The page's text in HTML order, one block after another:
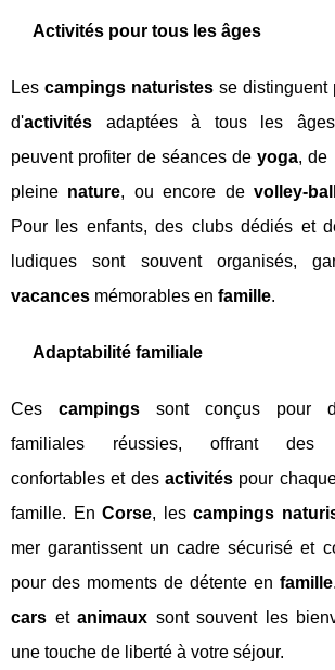
Activités pour tous les âges
Lescampings naturistes se distinguent
d'activités adaptées à tous les
peuvent profiter de séances deyoga, de
pleine nature, ou encore devolley-ball
Pour les enfants, des clubs dédiés et
ludiques sont souvent organisés,
vacances mémorables en famille.
Adaptabilité familiale
Ces campingssont conçus pour
familiales réussies, offrant des
confortables et des activitéspour
famille. EnCorse, lescampings
mer garantissent un cadre sécurisé et
pour des moments de détente enfamille
cars etanimaux sont souvent les
une touche de liberté à votre séjour.